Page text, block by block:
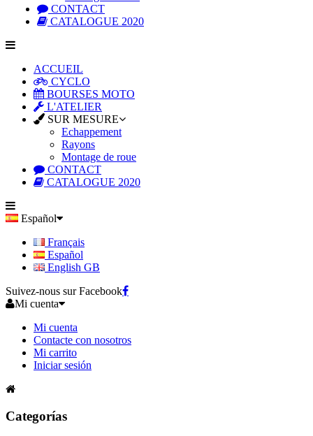
CONTACT
CATALOGUE 2020
ACCUEIL
CYCLO
BOURSES MOTO
L'ATELIER
SUR MESURE
Echappement
Rayons
Montage de roue
CONTACT
CATALOGUE 2020
Español
Français
Español
English GB
Suivez-nous sur Facebook
Mi cuenta
Mi cuenta
Contacte con nosotros
Mi carrito
Iniciar sesión
Categorías